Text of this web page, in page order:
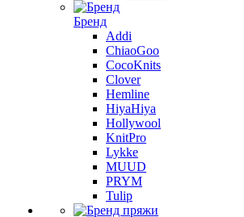
Бренд
Addi
ChiaoGoo
CocoKnits
Clover
Hemline
HiyaHiya
Hollywool
KnitPro
Lykke
MUUD
PRYM
Tulip